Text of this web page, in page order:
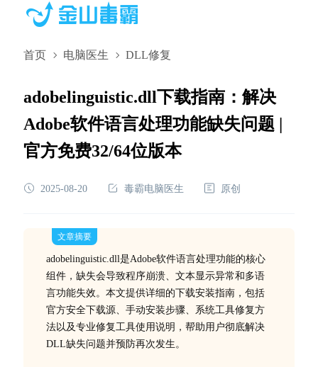
首页 电脑医生 DLL修复
adobelinguistic.dll下载指南：解决
Adobe软件语言处理功能缺失问题 |
官方免费32/64位版本
2025-08-20 毒霸电脑医生 原创
文章摘要
adobelinguistic.dll是Adobe软件语言处理功能的核心
组件，缺失会导致程序崩溃、文本显示异常和多语
言功能失效。本文提供详细的下载安装指南，包括
官方安全下载源、手动安装步骤、系统工具修复方
法以及专业修复工具使用说明，帮助用户彻底解决
DLL缺失问题并预防再次发生。